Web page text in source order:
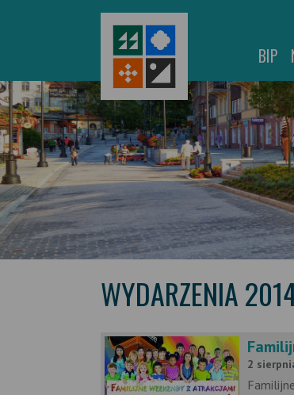
BIP
WYDARZENIA
2